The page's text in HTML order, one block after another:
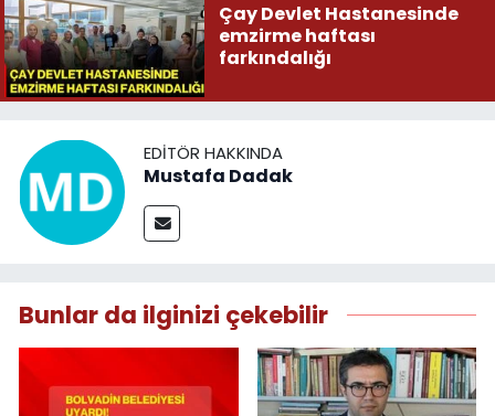
Çay Devlet Hastanesinde
emzirme haftası
farkındalığı
EDITÖR HAKKINDA
Mustafa Dadak
Bunlar da ilginizi çekebilir